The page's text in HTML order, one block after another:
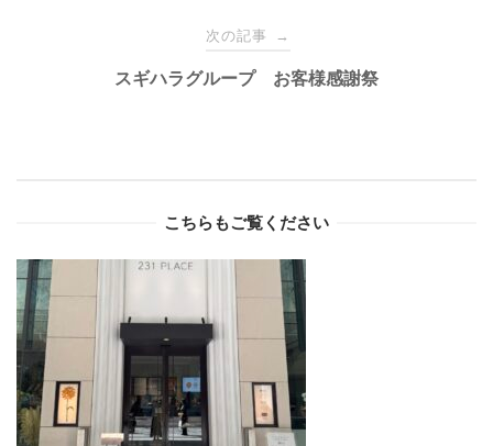
次の記事 →
スギハラグループ お客様感謝祭
こちらもご覧ください